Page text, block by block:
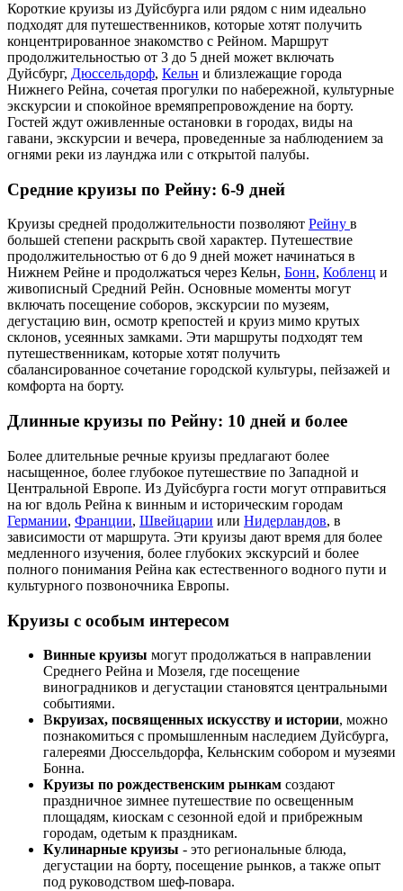
Короткие круизы из Дуйсбурга или рядом с ним идеально
подходят для путешественников, которые хотят получить
концентрированное знакомство с Рейном. Маршрут
продолжительностью от 3 до 5 дней может включать
Дуйсбург, Дюссельдорф, Кельн и близлежащие города
Нижнего Рейна, сочетая прогулки по набережной, культурные
экскурсии и спокойное времяпрепровождение на борту.
Гостей ждут оживленные остановки в городах, виды на
гавани, экскурсии и вечера, проведенные за наблюдением за
огнями реки из лаунджа или с открытой палубы.
Средние круизы по Рейну: 6-9 дней
Круизы средней продолжительности позволяют Рейну в
большей степени раскрыть свой характер. Путешествие
продолжительностью от 6 до 9 дней может начинаться в
Нижнем Рейне и продолжаться через Кельн, Бонн, Кобленц и
живописный Средний Рейн. Основные моменты могут
включать посещение соборов, экскурсии по музеям,
дегустацию вин, осмотр крепостей и круиз мимо крутых
склонов, усеянных замками. Эти маршруты подходят тем
путешественникам, которые хотят получить
сбалансированное сочетание городской культуры, пейзажей и
комфорта на борту.
Длинные круизы по Рейну: 10 дней и более
Более длительные речные круизы предлагают более
насыщенное, более глубокое путешествие по Западной и
Центральной Европе. Из Дуйсбурга гости могут отправиться
на юг вдоль Рейна к винным и историческим городам
Германии, Франции, Швейцарии или Нидерландов, в
зависимости от маршрута. Эти круизы дают время для более
медленного изучения, более глубоких экскурсий и более
полного понимания Рейна как естественного водного пути и
культурного позвоночника Европы.
Круизы с особым интересом
Винные круизы могут продолжаться в направлении
Среднего Рейна и Мозеля, где посещение
виноградников и дегустации становятся центральными
событиями.
Вкруизах, посвященных искусству и истории, можно
познакомиться с промышленным наследием Дуйсбурга,
галереями Дюссельдорфа, Кельнским собором и музеями
Бонна.
Круизы по рождественским рынкам создают
праздничное зимнее путешествие по освещенным
площадям, киоскам с сезонной едой и прибрежным
городам, одетым к праздникам.
Кулинарные круизы - это региональные блюда,
дегустации на борту, посещение рынков, а также опыт
под руководством шеф-повара.